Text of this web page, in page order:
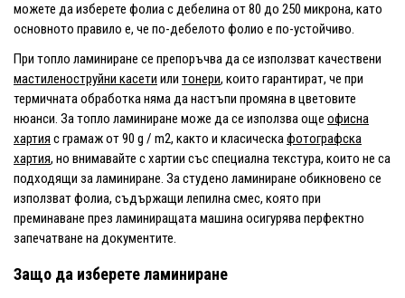
можете да изберете фолиа с дебелина от 80 до 250 микрона, като
основното правило е, че по-дебелото фолио е по-устойчиво.
При топло ламиниране се препоръчва да се използват качествени
мастиленоструйни касети или тонери, които гарантират, че при
термичната обработка няма да настъпи промяна в цветовите
нюанси. За топло ламиниране може да се използва още офисна
хартия с грамаж от 90 g / m2, както и класическафотографска
хартия, но внимавайте с хартии със специална текстура, които не са
подходящи за ламиниране. За студено ламиниране обикновено се
използват фолиа, съдържащи лепилна смес, която при
преминаване през ламиниращата машина осигурява перфектно
запечатване на документите.
Защо да изберете ламиниране